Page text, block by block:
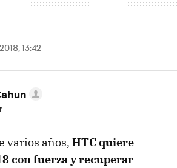
13:42
varios años, HTC quiere
con fuerza y recuperar